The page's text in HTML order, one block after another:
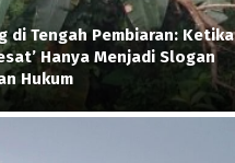
di Tengah Pembiaran: Ketika
Hanya Menjadi Slogan
Hukum